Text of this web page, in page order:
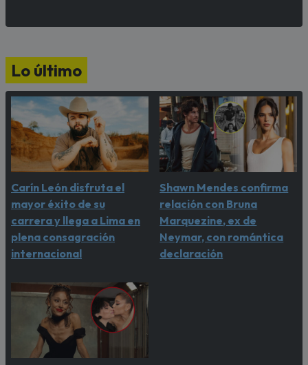
Lo último
Carín León disfruta el
mayor éxito de su
carrera y llega a Lima en
plena consagración
internacional
Shawn Mendes confirma
relación con Bruna
Marquezine, ex de
Neymar, con romántica
declaración